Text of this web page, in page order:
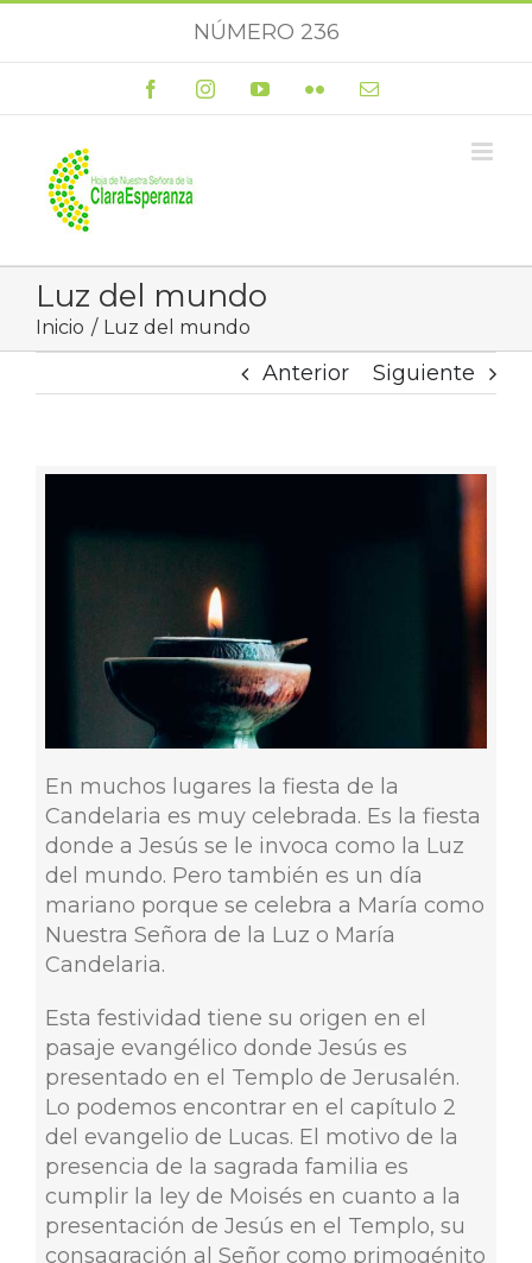
NÚMERO 236
FacebookInstagramYouTubeFlickr Correo
Luz del mundo
Inicio Luz del mundo
Anterior Siguiente
En muchos lugares la fiesta de la
Candelaria es muy celebrada. Es la fiesta
donde a Jesús se le invoca como la Luz
del mundo. Pero también es un día
mariano porque se celebra a María como
Nuestra Señora de la Luz o María
Candelaria.
Esta festividad tiene su origen en el
pasaje evangélico donde Jesús es
presentado en el Templo de Jerusalén.
Lo podemos encontrar en el capítulo 2
del evangelio de Lucas. El motivo de la
presencia de la sagrada familia es
cumplir la ley de Moisés en cuanto a la
presentación de Jesús en el Templo, su
consagración al Señor como primogénito